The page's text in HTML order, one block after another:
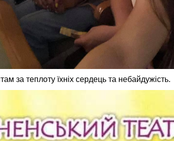
за теплоту їхніх сердець та небайдужість.